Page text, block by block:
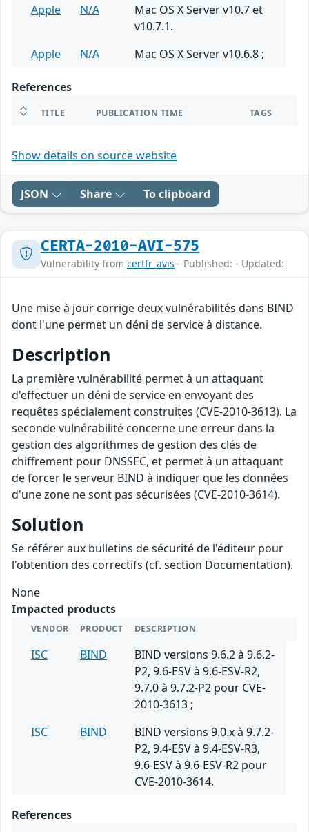
Apple N/A
Mac OS X Server v10.7 et
v10.7.1.
Apple
N/A Mac OS X Server v10.6.8 ;
References
TITLE PUBLICATION TIME TAGS
Show details on source website
JSON Share To clipboard
CERTA-2010-AVI-575
Vulnerability from certfr_avis - Published: - Updated:
Une mise à jour corrige deux vulnérabilités dans BIND
dont l'une permet un déni de service à distance.
Description
La première vulnérabilité permet à un attaquant
d'effectuer un déni de service en envoyant des
requêtes spécialement construites (CVE-2010-3613). La
seconde vulnérabilité concerne une erreur dans la
gestion des algorithmes de gestion des clés de
chiffrement pour DNSSEC, et permet à un attaquant
de forcer le serveur BIND à indiquer que les données
d'une zone ne sont pas sécurisées (CVE-2010-3614).
Solution
Se référer aux bulletins de sécurité de l'éditeur pour
l'obtention des correctifs (cf. section Documentation).
None
Impacted products
VENDOR PRODUCT DESCRIPTION
ISC BIND
BIND versions 9.6.2 à 9.6.2-
P2, 9.6-ESV à 9.6-ESV-R2,
9.7.0 à 9.7.2-P2 pour CVE-
2010-3613 ;
ISC
BIND
BIND versions 9.0.x à 9.7.2-
P2, 9.4-ESV à 9.4-ESV-R3,
9.6-ESV à 9.6-ESV-R2 pour
CVE-2010-3614.
References